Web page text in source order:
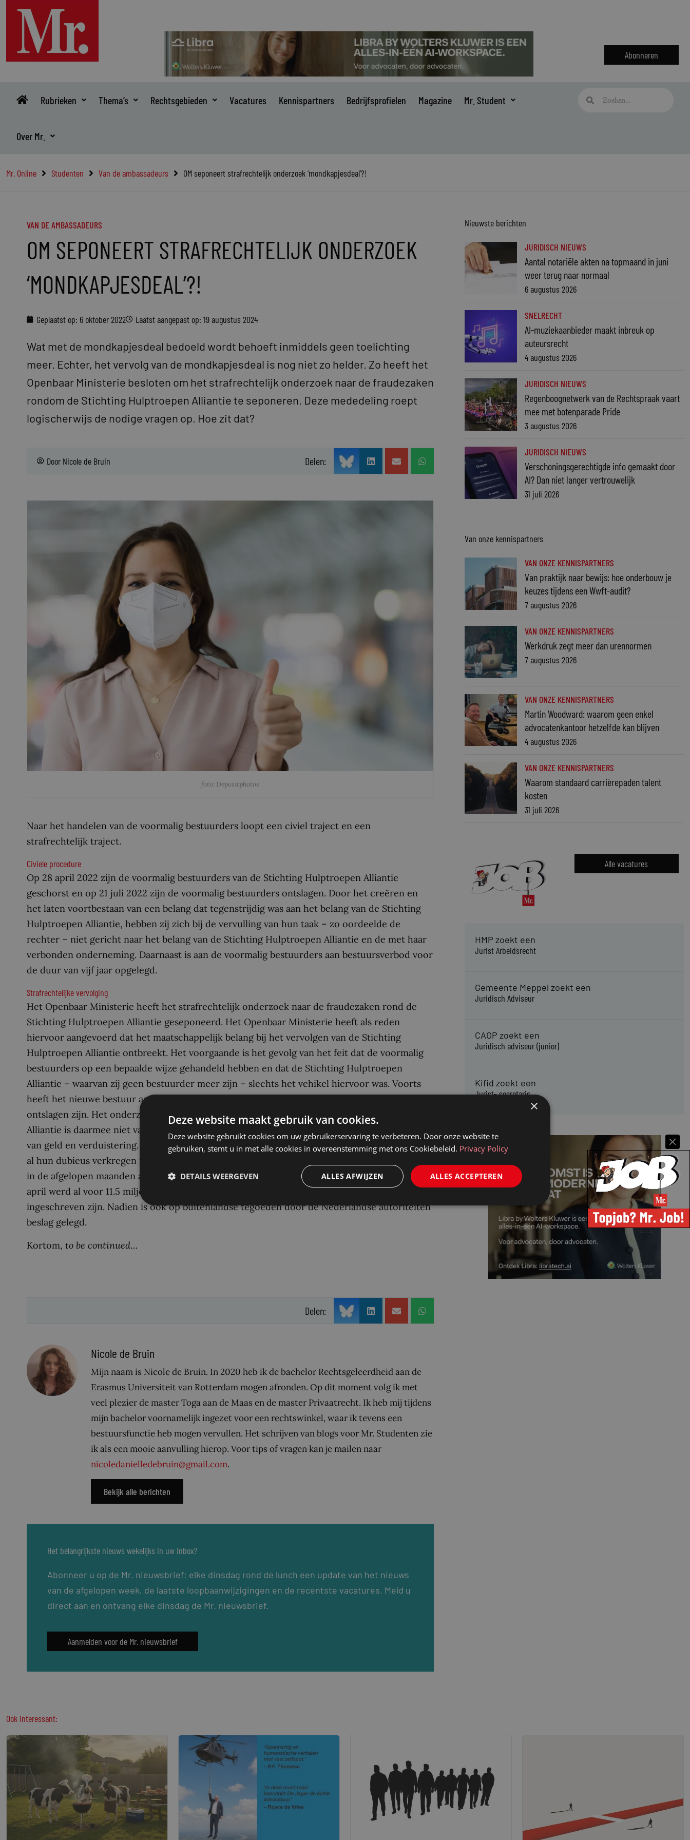
inhoud
Abonneren
Rubrieken Thema’s Rechtsgebieden Vacatures Kennispartners Bedrijfsprofielen Magazine Mr. Student
Over Mr.
Zoeken
Mr. Online Studenten Van de ambassadeurs OM seponeert strafrechtelijk onderzoek ‘mondkapjesdeal’?!
VAN DE AMBASSADEURS
OM SEPONEERT STRAFRECHTELIJK ONDERZOEK
‘MONDKAPJESDEAL’?!
Geplaatst op: 6 oktober 2022 Laatst aangepast op: 19 augustus 2024
Wat met de mondkapjesdeal bedoeld wordt behoeft inmiddels geen toelichting
meer. Echter, het vervolg van de mondkapjesdeal is nog niet zo helder. Zo heeft het
Openbaar Ministerie besloten om het strafrechtelijk onderzoek naar de fraudezaken
rondom de Stichting Hulptroepen Alliantie te seponeren. Deze mededeling roept
logischerwijs de nodige vragen op. Hoe zit dat?
Door Nicole de Bruin Delen:
foto: Depositphotos
Naar het handelen van de voormalig bestuurders loopt een civiel traject en een
strafrechtelijk traject.
Civiele procedure
Op 28 april 2022 zijn de voormalig bestuurders van de Stichting Hulptroepen Alliantie
geschorst en op 21 juli 2022 zijn de voormalig bestuurders ontslagen. Door het creëren en
het laten voortbestaan van een belang dat tegenstrijdig was aan het belang van de Stichting
Hulptroepen Alliantie, hebben zij zich bij de vervulling van hun taak – zo oordeelde de
rechter – niet gericht naar het belang van de Stichting Hulptroepen Alliantie en de met haar
verbonden onderneming. Daarnaast is aan de voormalig bestuurders aan bestuursverbod voor
de duur van vijf jaar opgelegd.
Strafrechtelijke vervolging
Het Openbaar Ministerie heeft het strafrechtelijk onderzoek naar de fraudezaken rond de
Stichting Hulptroepen Alliantie geseponeerd. Het Openbaar Ministerie heeft als reden
hiervoor aangevoerd dat het maatschappelijk belang bij het vervolgen van de Stichting
Hulptroepen Alliantie ontbreekt. Het voorgaande is het gevolg van het feit dat de voormalig
bestuurders op een bepaalde wijze gehandeld hebben en dat de Stichting Hulptroepen
Alliantie – waarvan zij geen bestuurder meer zijn – slechts het vehikel hiervoor was. Voorts
heeft het nieuwe bestuur aangegeven dat zij schoon schip willen maken nu de bestuurders
ontslagen zijn. Het onderzoek naar de drie voormalig bestuurders van Stichting Hulptroepen
Alliantie is daarmee niet van de baan. Zij worden namelijk verdacht van oplichting, witwassen
van geld en verduistering. Hebben Sywert van Lienden, Bernd Damme en Camille van Gestel
al hun dubieus verkregen miljoenen teruggestort? Nee. Het Openbaar Ministerie heeft echter
in de afgelopen maanden al beslag gelegd op zaken ter waarde van vele miljoenen euro’s. Eind
april werd al voor 11.5 miljoen euro beslag gelegd op rekeningen die in Nederland
ingeschreven zijn. Nadien is ook op buitenlandse tegoeden door de Nederlandse autoriteiten
beslag gelegd.
Kortom, to be continued…
Delen:
Nicole de Bruin
Mijn naam is Nicole de Bruin. In 2020 heb ik de bachelor Rechtsgeleerdheid aan de
Erasmus Universiteit van Rotterdam mogen afronden. Op dit moment volg ik met
veel plezier de master Toga aan de Maas en de master Privaatrecht. Ik heb mij tijdens
mijn bachelor voornamelijk ingezet voor een rechtswinkel, waar ik tevens een
bestuursfunctie heb mogen vervullen. Het schrijven van blogs voor Mr. Studenten zie
ik als een mooie aanvulling hierop. Voor tips of vragen kan je mailen naar
nicoledanielledebruin@gmail.com.
Bekijk alle berichten
Het belangrijkste nieuws wekelijks in uw inbox?
Abonneer u op de Mr. nieuwsbrief: elke dinsdag rond de lunch een update van het nieuws
van de afgelopen week, de laatste loopbaanwijzigingen en de recentste vacatures. Meld u
direct aan en ontvang elke dinsdag de Mr. nieuwsbrief.
Aanmelden voor de Mr. nieuwsbrief
Nieuwste berichten
JURIDISCH NIEUWS
Aantal notariële akten na topmaand in juni
weer terug naar normaal
6 augustus 2026
SNELRECHT
AI-muziekaanbieder maakt inbreuk op
auteursrecht
4 augustus 2026
JURIDISCH NIEUWS
Regenboognetwerk van de Rechtspraak vaart
mee met botenparade Pride
3 augustus 2026
JURIDISCH NIEUWS
Verschoningsgerechtigde info gemaakt door
AI? Dan niet langer vertrouwelijk
31 juli 2026
Van onze kennispartners
VAN ONZE KENNISPARTNERS
Van praktijk naar bewijs: hoe onderbouw je
keuzes tijdens een Wwft-audit?
7 augustus 2026
VAN ONZE KENNISPARTNERS
Werkdruk zegt meer dan urennormen
7 augustus 2026
VAN ONZE KENNISPARTNERS
Martin Woodward: waarom geen enkel
advocatenkantoor hetzelfde kan blijven
4 augustus 2026
VAN ONZE KENNISPARTNERS
Waarom standaard carrièrepaden talent
kosten
31 juli 2026
Alle vacatures
HMP zoekt een
Jurist Arbeidsrecht
Gemeente Meppel zoekt een
Juridisch Adviseur
CAOP zoekt een
Juridisch adviseur (junior)
Kifid zoekt een
Jurist- secretaris
Ook interessant:
×
Deze website maakt gebruik van cookies.
Deze website gebruikt cookies om uw gebruikerservaring te verbeteren. Door onze website te
gebruiken, stemt u in met alle cookies in overeenstemming met ons Cookiebeleid. Privacy Policy
ALLES ACCEPTEREN
ALLES AFWIJZEN
DETAILS WEERGEVEN